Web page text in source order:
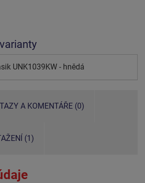
UNK1039KW - hnědá
A KOMENTÁŘE (0)
(1)